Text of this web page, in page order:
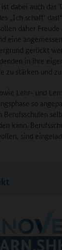
dabei auch das
„Ich schaff’
daher Freude
eine
gerückt
in ihre
zu stärken und
Lehr- und
so
Berufsschulen
kann.
sind